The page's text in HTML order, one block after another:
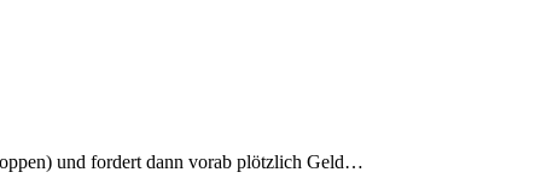
und fordert dann vorab plötzlich Geld…